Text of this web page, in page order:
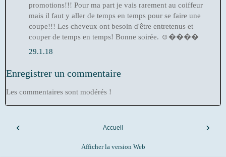
promotions!!! Pour ma part je vais rarement au coiffeur
mais il faut y aller de temps en temps pour se faire une
coupe!!! Les cheveux ont besoin d'être entretenus et
couper de temps en temps! Bonne soirée. ☺����
29.1.18
Enregistrer un commentaire
Les commentaires sont modérés !
‹ ›
Accueil
Afficher la version Web